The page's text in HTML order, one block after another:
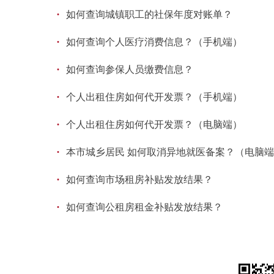
· 如何查询城镇职工的社保年度对账单？
· 如何查询个人医疗消费信息？（手机端）
· 如何查询参保人员缴费信息？
· 个人出租住房如何代开发票？（手机端）
· 个人出租住房如何代开发票？（电脑端）
· 本市城乡居民 如何取消异地就医备案？（电脑
· 如何查询市场租房补贴发放结果？
· 如何查询公租房租金补贴发放结果？